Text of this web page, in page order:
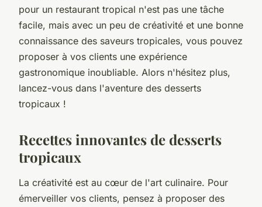
pour un restaurant tropical n'est pas une tâche
facile, mais avec un peu de créativité et une bonne
connaissance des saveurs tropicales, vous pouvez
proposer à vos clients une expérience
gastronomique inoubliable. Alors n'hésitez plus,
lancez-vous dans l'aventure des desserts
tropicaux !
Recettes innovantes de desserts
tropicaux
La créativité est au cœur de l'art culinaire. Pour
émerveiller vos clients, pensez à proposer des